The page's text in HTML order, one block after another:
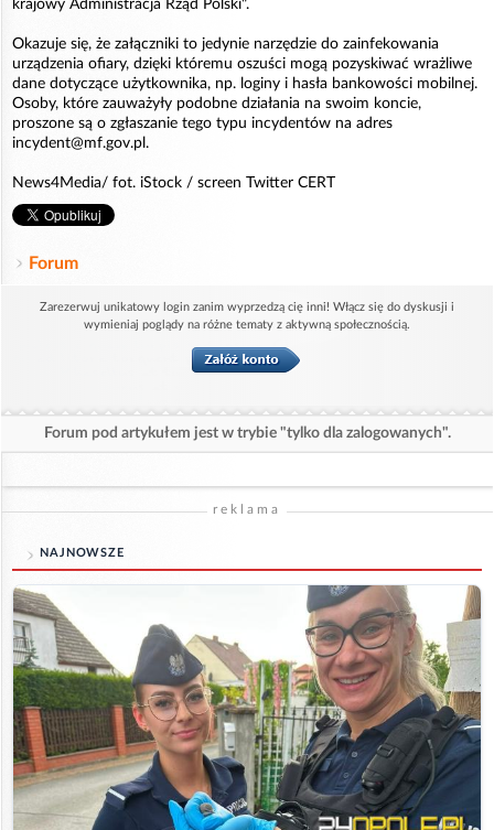
krajowy Administracja Rząd Polski".
Okazuje się, że załączniki to jedynie narzędzie do zainfekowania
urządzenia ofiary, dzięki któremu oszuści mogą pozyskiwać wrażliwe
dane dotyczące użytkownika, np. loginy i hasła bankowości mobilnej.
Osoby, które zauważyły podobne działania na swoim koncie,
proszone są o zgłaszanie tego typu incydentów na adres
incydent@mf.gov.pl.
News4Media/ fot. iStock / screen Twitter CERT
Forum
Zarezerwuj unikatowy login zanim wyprzedzą cię inni! Włącz się do dyskusji i
wymieniaj poglądy na różne tematy z aktywną społecznością.
Forum pod artykułem jest w trybie "tylko dla zalogowanych".
reklama
NAJNOWSZE